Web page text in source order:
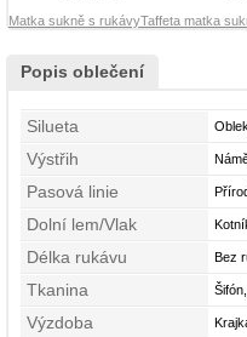
Matka sukně s rukávyTaffeta matka
Popis oblečení
Silueta Oblek
Výstřih
Pasová linie
Dolní lem/Vlak
Délka rukávu Bez
Tkanina
Výzdoba